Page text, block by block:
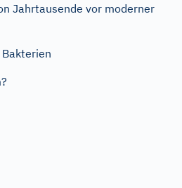
Jahrtausende vor moderner